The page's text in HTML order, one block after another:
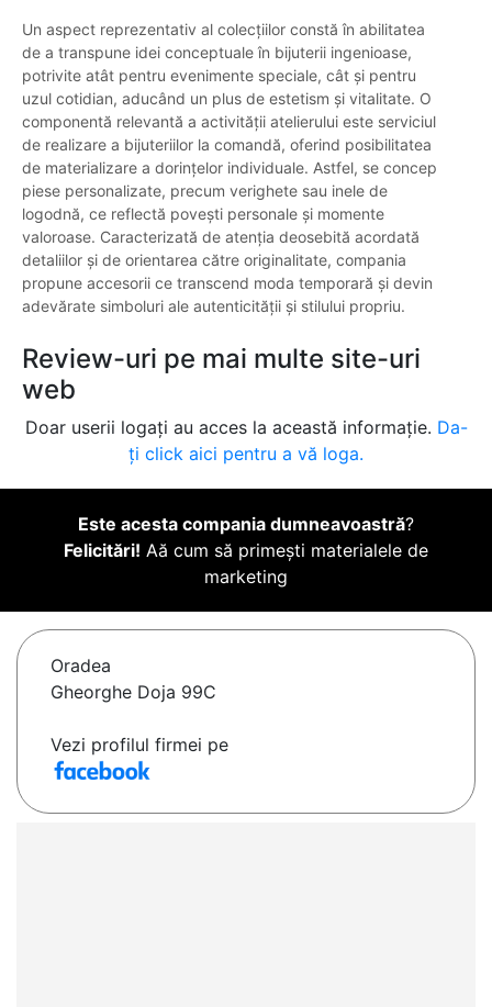
Un aspect reprezentativ al colecțiilor constă în abilitatea
de a transpune idei conceptuale în bijuterii ingenioase,
potrivite atât pentru evenimente speciale, cât și pentru
uzul cotidian, aducând un plus de estetism și vitalitate. O
componentă relevantă a activității atelierului este serviciul
de realizare a bijuteriilor la comandă, oferind posibilitatea
de materializare a dorințelor individuale. Astfel, se concep
piese personalizate, precum verighete sau inele de
logodnă, ce reflectă povești personale și momente
valoroase. Caracterizată de atenția deosebită acordată
detaliilor și de orientarea către originalitate, compania
propune accesorii ce transcend moda temporară și devin
adevărate simboluri ale autenticității și stilului propriu.
Review-uri pe mai multe site-uri
web
Doar userii logați au acces la această informație. Da-
ți click aici pentru a vă loga.
Este acesta compania dumneavoastră?
Felicitări! Aă cum să primești materialele de
marketing
Oradea
Gheorghe Doja 99C
Vezi profilul firmei pe